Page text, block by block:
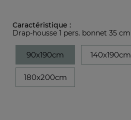
Caractéristique :
Drap-housse 1 pers. bonnet 35 cm
90x190cm 140x190cm
180x200cm